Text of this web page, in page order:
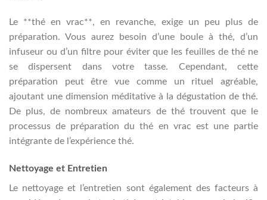
Le **thé en vrac**, en revanche, exige un peu plus de
préparation. Vous aurez besoin d’une boule à thé, d’un
infuseur ou d’un filtre pour éviter que les feuilles de thé ne
se dispersent dans votre tasse. Cependant, cette
préparation peut être vue comme un rituel agréable,
ajoutant une dimension méditative à la dégustation de thé.
De plus, de nombreux amateurs de thé trouvent que le
processus de préparation du thé en vrac est une partie
intégrante de l’expérience thé.
Nettoyage et Entretien
Le nettoyage et l’entretien sont également des facteurs à